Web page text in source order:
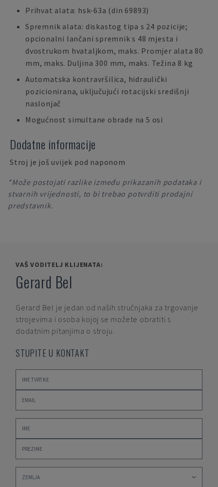
Prihvat alata: hsk-63a (din 69893)
Spremnik alata: diskastog tipa s 24 pozicije;
opcionalni lančani spremnik s 48 mjesta i
dvostrukom hvataljkom, maks. Promjer alata 80
mm, maks. Duljina 300 mm, maks. Težina 8 kg
Automatska kontravršilica, hidraulički
pozicionirana, uključujući rotacijski središnji
naslonjač
Mogućnost simultane obrade na 5 osi
Dodatne informacije
Stroj je još uvijek pod naponom
*Može postojati razlike između prikazanih podataka i
stvarnih vrijednosti, to bi trebao potvrditi prodajni
predstavnik.
VAŠ VODITELJ KLIJENATA:
Gerard Bel
Gerard Bel je jedan od naših stručnjaka za trgovanje
strojevima i osoba kojoj se možete obratiti s
dodatnim pitanjima o stroju.
STUPITE U KONTAKT